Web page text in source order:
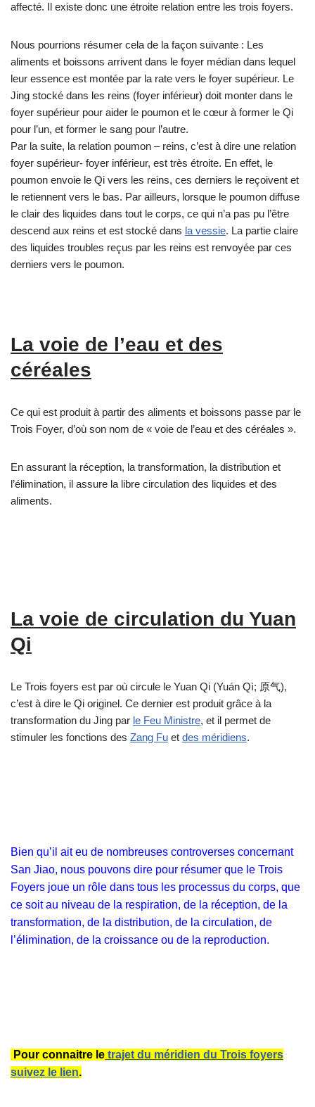
affecté. Il existe donc une étroite relation entre les trois foyers.
Nous pourrions résumer cela de la façon suivante : Les
aliments et boissons arrivent dans le foyer médian dans lequel
leur essence est montée par la rate vers le foyer supérieur. Le
Jing stocké dans les reins (foyer inférieur) doit monter dans le
foyer supérieur pour aider le poumon et le cœur à former le Qi
pour l’un, et former le sang pour l’autre.
Par la suite, la relation poumon – reins, c’est à dire une relation
foyer supérieur- foyer inférieur, est très étroite. En effet, le
poumon envoie le Qi vers les reins, ces derniers le reçoivent et
le retiennent vers le bas. Par ailleurs, lorsque le poumon diffuse
le clair des liquides dans tout le corps, ce qui n’a pas pu l’être
descend aux reins et est stocké dans la vessie. La partie claire
des liquides troubles reçus par les reins est renvoyée par ces
derniers vers le poumon.
La voie de l’eau et des
céréales
Ce qui est produit à partir des aliments et boissons passe par le
Trois Foyer, d’où son nom de « voie de l’eau et des céréales ».
En assurant la réception, la transformation, la distribution et
l’élimination, il assure la libre circulation des liquides et des
aliments.
La voie de circulation du Yuan
Qi
Le Trois foyers est par où circule le Yuan Qi (Yuán Qì; 原气),
c’est à dire le Qi originel. Ce dernier est produit grâce à la
transformation du Jing par le Feu Ministre, et il permet de
stimuler les fonctions des Zang Fu et des méridiens.
Bien qu’il ait eu de nombreuses controverses concernant
San Jiao, nous pouvons dire pour résumer que le Trois
Foyers joue un rôle dans tous les processus du corps, que
ce soit au niveau de la respiration, de la réception, de la
transformation, de la distribution, de la circulation, de
l’élimination, de la croissance ou de la reproduction.
Pour connaitre le trajet du méridien du Trois foyers
suivez le lien.